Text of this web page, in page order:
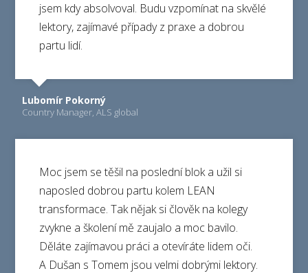
jsem kdy absolvoval. Budu vzpomínat na skvělé
lektory, zajímavé případy z praxe a dobrou
partu lidí.
Lubomír Pokorný
Country Manager, ALS global
Moc jsem se těšil na poslední blok a užil si
naposled dobrou partu kolem LEAN
transformace. Tak nějak si člověk na kolegy
zvykne a školení mě zaujalo a moc bavilo.
Děláte zajímavou práci a otevíráte lidem oči.
A Dušan s Tomem jsou velmi dobrými lektory.